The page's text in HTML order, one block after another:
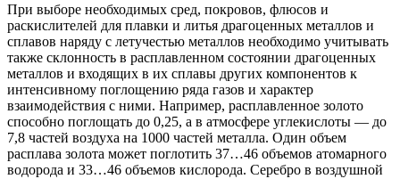
При выборе необходимых сред, покровов, флюсов и
раскислителей для плавки и литья драгоценных металлов и
сплавов наряду с летучестью металлов необходимо учитывать
также склонность в расплавленном состоянии драгоценных
металлов и входящих в их сплавы других компонентов к
интенсивному поглощению ряда газов и характер
взаимодействия с ними. Например, расплавленное золото
способно поглощать до 0,25, а в атмосфере углекислоты — до
7,8 частей воздуха на 1000 частей металла. Один объем
расплава золота может поглотить 37…46 объемов атомарного
водорода и 33…46 объемов кислорода. Серебро в воздушной